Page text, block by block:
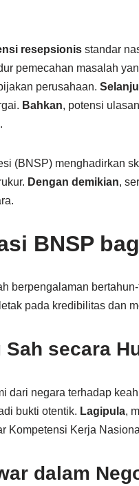
resepsionis standar
pemecahan masalah
perusahaan.
Bahkan, potensi
(BNSP) menghadirkan
Dengan demikian,
BNSP
berpengalaman
pada kredibilitas dan
secara
dari negara terhadap
bukti otentik. Lagipula,
Kompetensi Kerja
dalam